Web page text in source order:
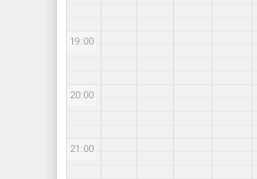
19:00
20:00
21:00